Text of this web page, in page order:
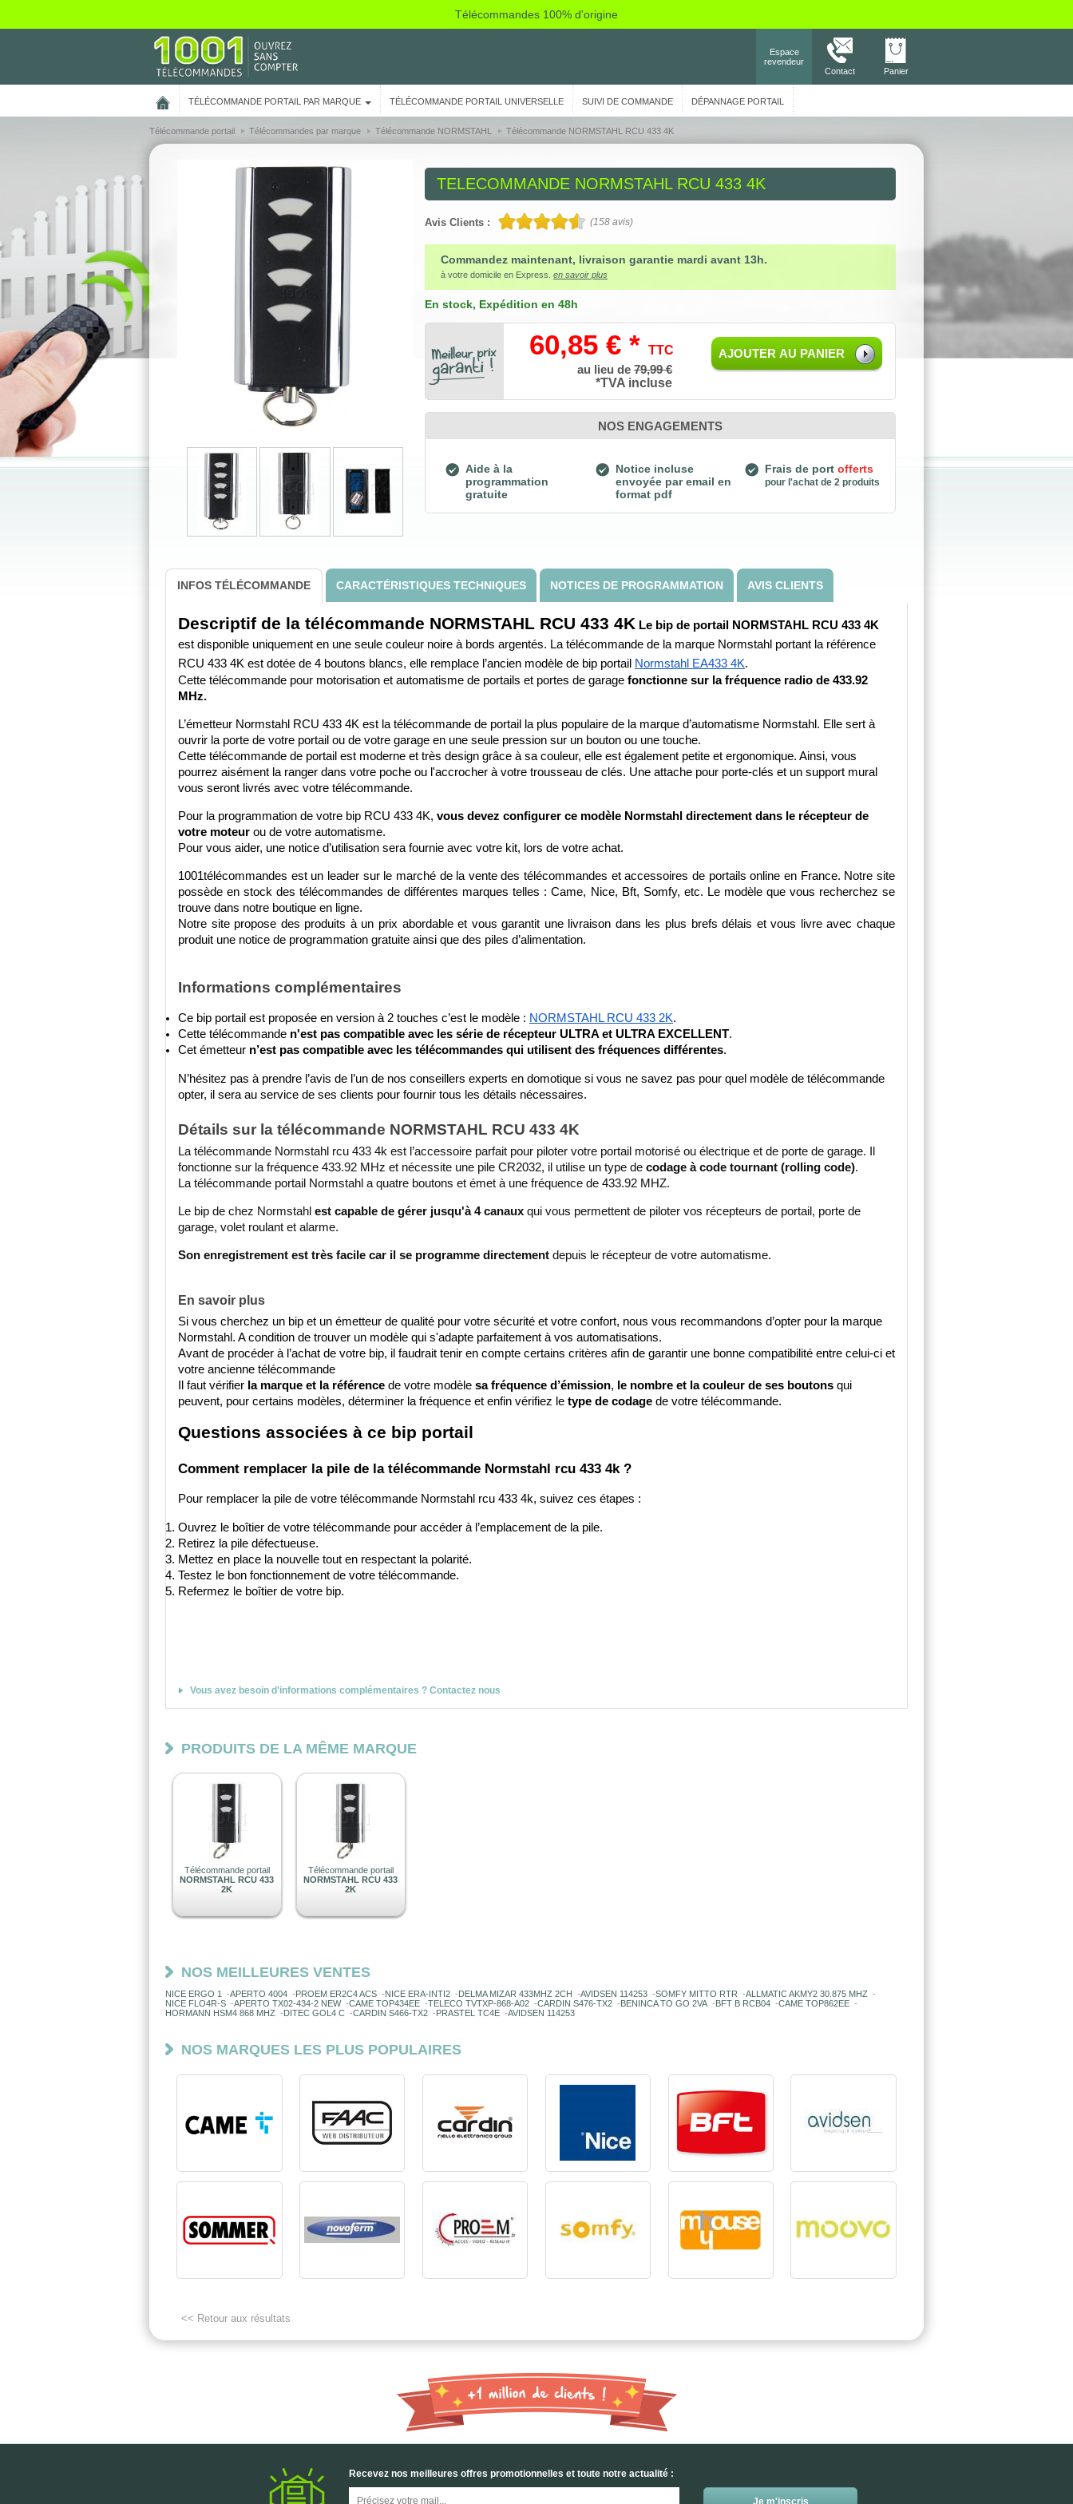
Télécommandes 100% d'origine
Espace
revendeur
Contact
Panier
TÉLÉCOMMANDE PORTAIL PAR MARQUE TÉLÉCOMMANDE PORTAIL UNIVERSELLE SUIVI DE COMMANDE DÉPANNAGE PORTAIL
Télécommande portail Télécommandes par marque Télécommande NORMSTAHL Télécommande NORMSTAHL RCU 433 4K
TELECOMMANDENORMSTAHL RCU 433 4K
Avis Clients : (158avis)
Commandez maintenant, livraison garantie mardi avant 13h.
à votre domicile en Express. en savoir plus
En stock, Expédition en 48h
60,85 € * TTC
au lieu de 79,99 €
*TVA incluse
AJOUTER AU PANIER
NOS ENGAGEMENTS
Aide à la
programmation
gratuite
Notice incluse
envoyée par email en
format pdf
Frais de portofferts
pour l'achat de 2 produits
INFOS TÉLÉCOMMANDE CARACTÉRISTIQUES TECHNIQUES NOTICES DE PROGRAMMATION AVIS CLIENTS
Descriptif de la télécommande NORMSTAHL RCU 433 4K Le bip de portail NORMSTAHL RCU 433 4K
est disponible uniquement en une seule couleur noire à bords argentés. La télécommande de la marque Normstahl portant la référence
RCU 433 4K est dotée de 4 boutons blancs, elle remplace l’ancien modèle de bip portail Normstahl EA433 4K.
Cette télécommande pour motorisation et automatisme de portails et portes de garage fonctionne sur la fréquence radio de 433.92
MHz.
L’émetteur Normstahl RCU 433 4K est la télécommande de portail la plus populaire de la marque d’automatisme Normstahl. Elle sert à
ouvrir la porte de votre portail ou de votre garage en une seule pression sur un bouton ou une touche.
Cette télécommande de portail est moderne et très design grâce à sa couleur, elle est également petite et ergonomique. Ainsi, vous
pourrez aisément la ranger dans votre poche ou l'accrocher à votre trousseau de clés. Une attache pour porte-clés et un support mural
vous seront livrés avec votre télécommande.
Pour la programmation de votre bip RCU 433 4K, vous devez configurer ce modèle Normstahl directement dans le récepteur de
votre moteur ou de votre automatisme.
Pour vous aider, une notice d’utilisation sera fournie avec votre kit, lors de votre achat.
1001télécommandes est un leader sur le marché de la vente des télécommandes et accessoires de portails online en France. Notre site
possède en stock des télécommandes de différentes marques telles : Came, Nice, Bft, Somfy, etc. Le modèle que vous recherchez se
trouve dans notre boutique en ligne.
Notre site propose des produits à un prix abordable et vous garantit une livraison dans les plus brefs délais et vous livre avec chaque
produit une notice de programmation gratuite ainsi que des piles d’alimentation.
Informations complémentaires
Ce bip portail est proposée en version à 2 touches c’est le modèle : NORMSTAHL RCU 433 2K.
Cette télécommande n'est pas compatible avec les série de récepteur ULTRA et ULTRA EXCELLENT.
Cet émetteur n’est pas compatible avec les télécommandes qui utilisent des fréquences différentes.
N’hésitez pas à prendre l’avis de l’un de nos conseillers experts en domotique si vous ne savez pas pour quel modèle de télécommande
opter, il sera au service de ses clients pour fournir tous les détails nécessaires.
Détails sur la télécommande NORMSTAHL RCU 433 4K
La télécommande Normstahl rcu 433 4k est l’accessoire parfait pour piloter votre portail motorisé ou électrique et de porte de garage. Il
fonctionne sur la fréquence 433.92 MHz et nécessite une pile CR2032, il utilise un type de codage à code tournant (rolling code).
La télécommande portail Normstahl a quatre boutons et émet à une fréquence de 433.92 MHZ.
Le bip de chez Normstahl est capable de gérer jusqu'à 4 canaux qui vous permettent de piloter vos récepteurs de portail, porte de
garage, volet roulant et alarme.
Son enregistrement est très facile car il se programme directement depuis le récepteur de votre automatisme.
En savoir plus
Si vous cherchez un bip et un émetteur de qualité pour votre sécurité et votre confort, nous vous recommandons d’opter pour la marque
Normstahl. A condition de trouver un modèle qui s'adapte parfaitement à vos automatisations.
Avant de procéder à l’achat de votre bip, il faudrait tenir en compte certains critères afin de garantir une bonne compatibilité entre celui-ci et
votre ancienne télécommande
Il faut vérifier la marque et la référence de votre modèle sa fréquence d’émission, le nombre et la couleur de ses boutons qui
peuvent, pour certains modèles, déterminer la fréquence et enfin vérifiez le type de codage de votre télécommande.
Questions associées à ce bip portail
Comment remplacer la pile de la télécommande Normstahl rcu 433 4k ?
Pour remplacer la pile de votre télécommande Normstahl rcu 433 4k, suivez ces étapes :
Ouvrez le boîtier de votre télécommande pour accéder à l’emplacement de la pile.
Retirez la pile défectueuse.
Mettez en place la nouvelle tout en respectant la polarité.
Testez le bon fonctionnement de votre télécommande.
Refermez le boîtier de votre bip.
Vous avez besoin d'informations complémentaires ? Contactez nous
PRODUITS DE LA MÊME MARQUE
Télécommande portail
NORMSTAHL RCU 433
2K
Télécommande portail
NORMSTAHL RCU 433
2K
NOS MEILLEURES VENTES
NICE ERGO 1 -APERTO 4004 -PROEM ER2C4 ACS -NICE ERA-INTI2 -DELMA MIZAR 433MHZ 2CH -AVIDSEN 114253 -SOMFY MITTO RTR -ALLMATIC AKMY2 30.875 MHZ -
NICE FLO4R-S -APERTO TX02-434-2 NEW-CAME TOP434EE -TELECO TVTXP-868-A02 -CARDIN S476-TX2 -BENINCA TO GO 2VA -BFT B RCB04 -CAME TOP862EE -
HORMANN HSM4 868 MHZ -DITEC GOL4 C -CARDIN S466-TX2 -PRASTEL TC4E -AVIDSEN 114253
NOS MARQUES LES PLUS POPULAIRES
<< Retour aux résultats
Recevez nos meilleures offres promotionnelles et toute notre actualité :